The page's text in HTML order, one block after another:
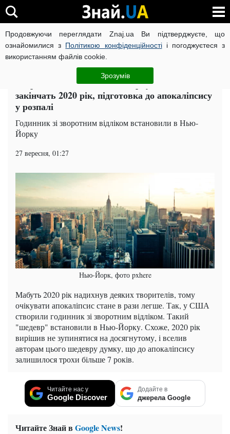
Продовжуючи переглядати Znaj.ua Ви підтверджуєте, що
ознайомилися з Політикою конфіденційностіі погоджуєтеся з
використанням файлів cookie.
Зрозумів
ВІЙНА РОСІЇ ПРОТИ УКРАЇНИ КОРОНАВІРУС В УКРАЇНІ
ЧИТАТЬ НА РУССКОМ
Зворотний відлік: в Нью-Йорку епічно
закінчать 2020 рік, підготовка до апокаліпсису
у розпалі
Годинник зі зворотним відліком встановили в Нью-
Йорку
27 вересня, 01:27
Нью-Йорк, фото pxhere
Мабуть 2020 рік надихнув деяких творителів, тому
очікувати апокаліпсис стане в рази легше. Так, у США
створили годинник зі зворотним відліком. Такий
"шедевр" встановили в Нью-Йорку. Схоже, 2020 рік
вирішив не зупинятися на досягнутому, і вселив
авторам цього шедевру думку, що до апокаліпсису
залишилося трохи більше 7 років.
Читайте нас у
Google Discover
Додайте в
джерела Google
Читайте Знай в Google News!